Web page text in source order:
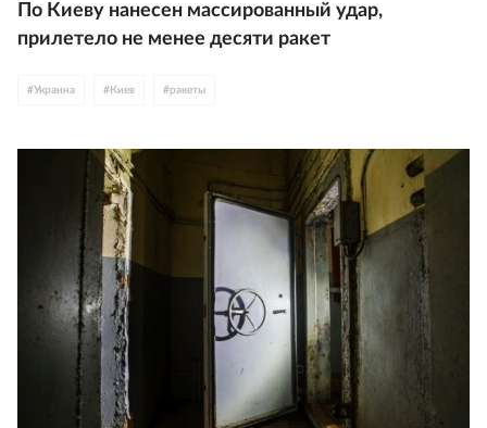
По Киеву нанесен массированный удар,
прилетело не менее десяти ракет
#Украина # Киев #ракеты